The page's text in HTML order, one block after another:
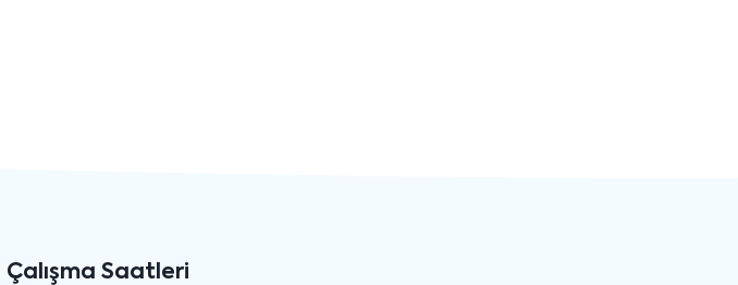
Çalışma Saatleri